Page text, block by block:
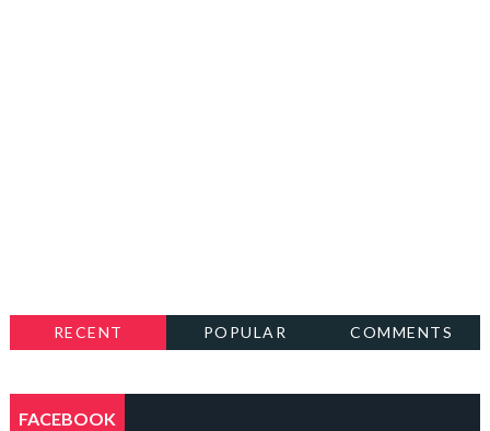
RECENT POPULAR COMMENTS
FACEBOOK